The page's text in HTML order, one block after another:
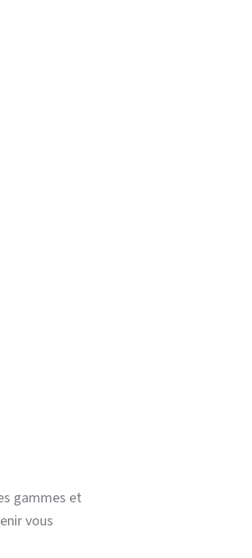
gammes et
vous